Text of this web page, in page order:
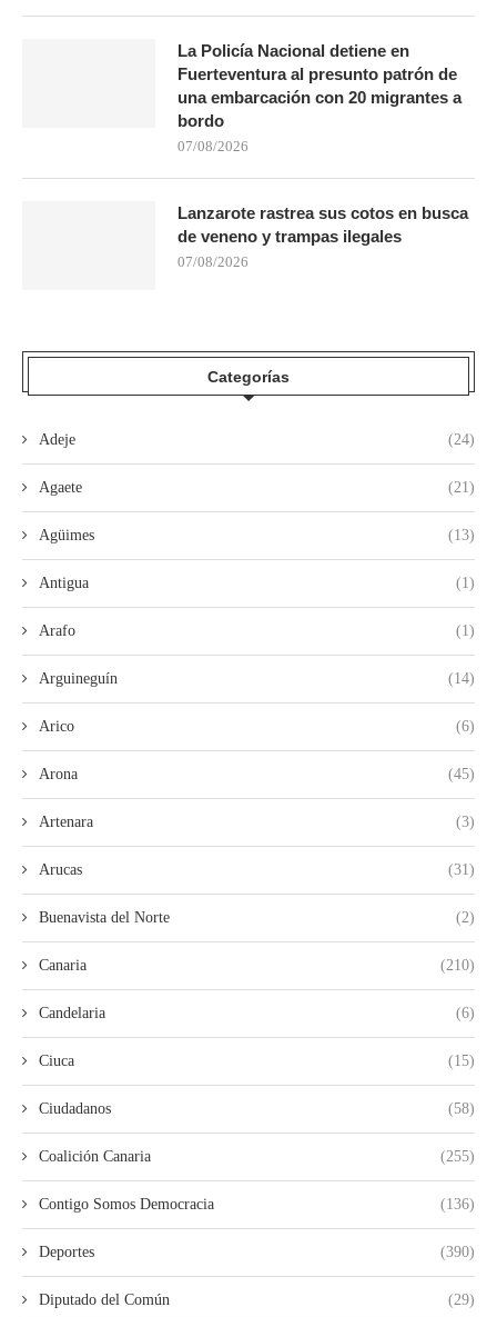
La Policía Nacional detiene en
Fuerteventura al presunto patrón de
una embarcación con 20 migrantes a
bordo
07/08/2026
Lanzarote rastrea sus cotos en busca
de veneno y trampas ilegales
07/08/2026
Categorías
Adeje (24)
Agaete (21)
Agüimes (13)
Antigua (1)
Arafo (1)
Arguineguín (14)
Arico (6)
Arona (45)
Artenara (3)
Arucas (31)
Buenavista del Norte (2)
Canaria (210)
Candelaria (6)
Ciuca (15)
Ciudadanos (58)
Coalición Canaria (255)
Contigo Somos Democracia (136)
Deportes (390)
Diputado del Común (29)